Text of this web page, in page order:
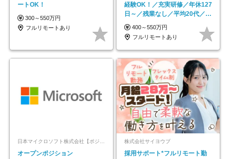
ートOK！
300～550万円
フルリモートあり
経験OK！／充実研修／年休127
日～／残業なし／平均20代／リ
モートOK
400～550万円
フルリモートあり
日本マイクロソフト株式会社【ポジションマッチ登録】
オープンポジション
株式会社サイヨウブ
採用サポート*フルリモート勤